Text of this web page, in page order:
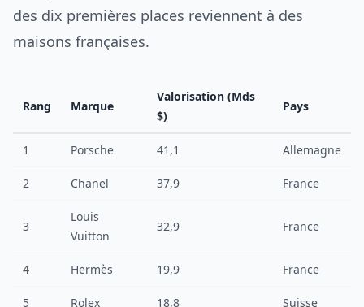
des dix premières places reviennent à des
maisons françaises.
Rang Marque
Valorisation (Mds
$)
Pays
1 Porsche 41,1 Allemagne
2 Chanel 37,9 France
3
Louis
Vuitton
32,9 France
4 Hermès 19,9 France
5 Rolex 18,8 Suisse